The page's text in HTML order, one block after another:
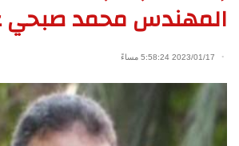
المهندس محمد صبحي
2023/01/17 5:58:24 مساءً